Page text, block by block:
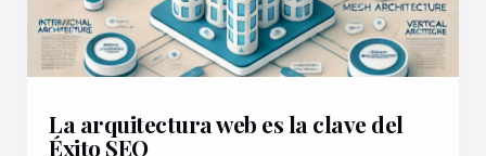
La arquitectura web es la clave del
Éxito SEO